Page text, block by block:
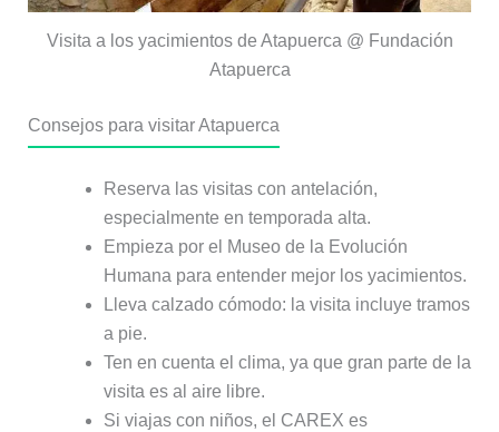
Visita a los yacimientos de Atapuerca @ Fundación
Atapuerca
Consejos para visitar Atapuerca
Reserva las visitas con antelación,
especialmente en temporada alta.
Empieza por el Museo de la Evolución
Humana para entender mejor los yacimientos.
Lleva calzado cómodo: la visita incluye tramos
a pie.
Ten en cuenta el clima, ya que gran parte de la
visita es al aire libre.
Si viajas con niños, el CAREX es